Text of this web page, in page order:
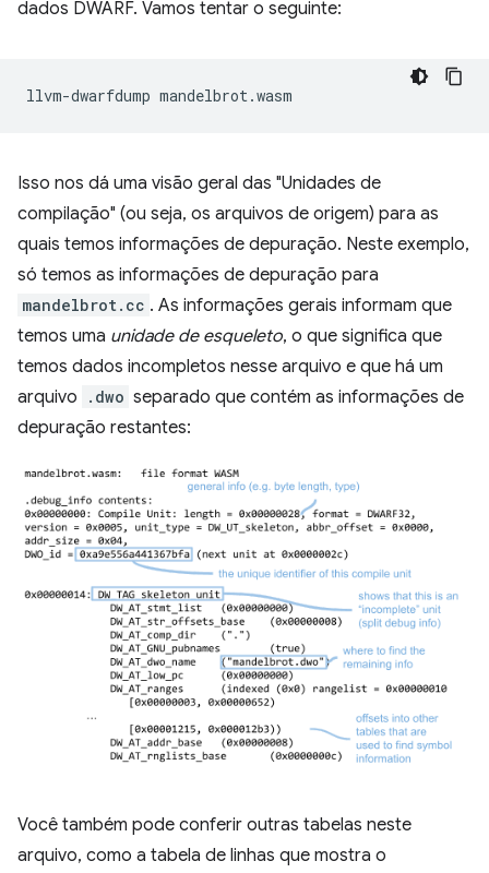
dados DWARF. Vamos tentar o seguinte:
llvm-dwarfdump
Isso nos dá uma visão geral das "Unidades de
compilação" (ou seja, os arquivos de origem) para as
quais temos informações de depuração. Neste exemplo,
só temos as informações de depuração para
mandelbrot.cc . As informações gerais informam que
temos uma unidade de esqueleto, o que significa que
temos dados incompletos nesse arquivo e que há um
arquivo
.dwo separado que contém as informações de
depuração restantes:
Você também pode conferir outras tabelas neste
arquivo, como a tabela de linhas que mostra o